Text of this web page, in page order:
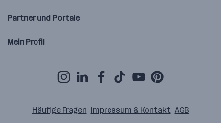
Partner und Portale
Mein Profil
Häufige Fragen Impressum & Kontakt AGB